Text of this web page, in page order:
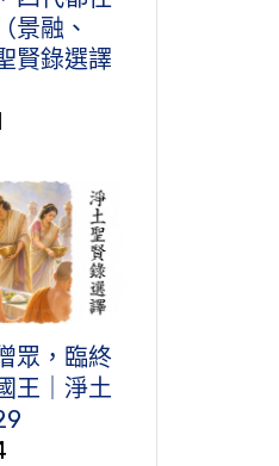
景融、
賢錄選譯
眾，臨終
王｜淨土